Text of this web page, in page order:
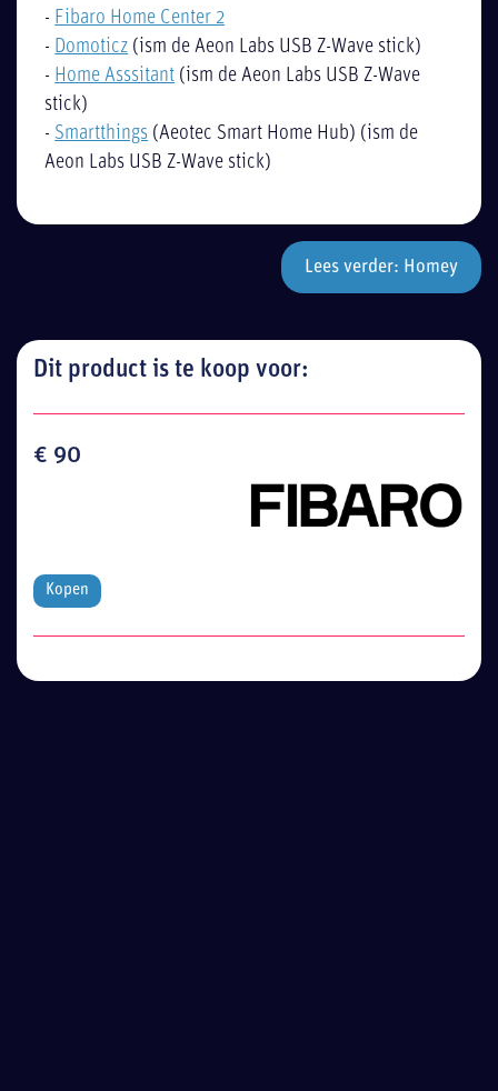
- Fibaro Home Center 2
- Domoticz (ism de Aeon Labs USB Z-Wave stick)
- Home Asssitant (ism de Aeon Labs USB Z-Wave
stick)
- Smartthings (Aeotec Smart Home Hub) (ism de
Aeon Labs USB Z-Wave stick)
Lees verder: Homey
Dit product is te koop voor:
€ 90
Kopen